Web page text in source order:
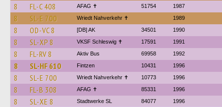
8 FL-C 408 AFAG ✝ 51754 1987
8 SL-E 700 Wriedt Nahverkehr ✝︎ 1989
8 OD-VC 8 [DB] AK 34501 1990
8 SL-XP 8 VKSF Schleswig ✝︎ 17591 1991
8 FL-RV 8 Aktiv Bus 69958 1992
8 SL-HF 610 Fintzen 10431 1996
8 SL-E 700 Wriedt Nahverkehr ✝︎ 10773 1996
8 FL-B 308 AFAG ✝ 85331 1996
8 SL-XE 8 Stadtwerke SL 84077 1996